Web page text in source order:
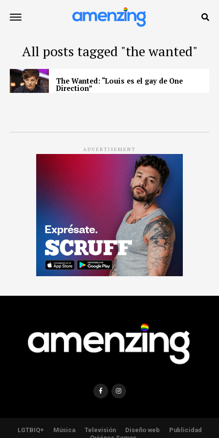
All posts tagged "the wanted"
The Wanted: “Louis es el gay de One
Direction”
ADVERTISEMENT
LGTBIQ+ Música Televisión Diseño web
Publicidad